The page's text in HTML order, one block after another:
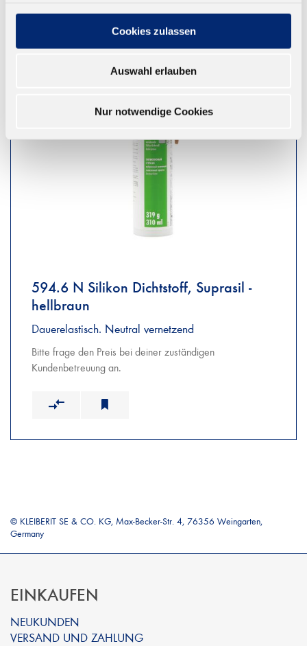
Cookies zulassen
Auswahl erlauben
Nur notwendige Cookies
594.6 N Silikon Dichtstoff, Suprasil -
hellbraun
Dauerelastisch. Neutral vernetzend
Bitte frage den Preis bei deiner zuständigen
Kundenbetreuung an.
© KLEIBERIT SE & CO. KG, Max-Becker-Str. 4, 76356 Weingarten,
Germany
EINKAUFEN
NEUKUNDEN
VERSAND UND ZAHLUNG